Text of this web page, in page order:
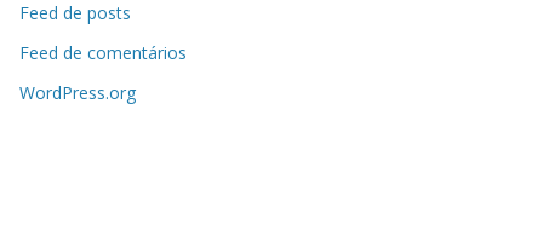
Feed de posts
Feed de comentários
WordPress.org